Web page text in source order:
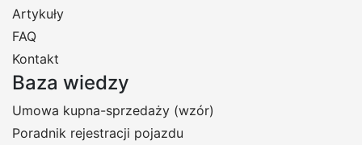
Artykuły
FAQ
Kontakt
Baza wiedzy
Umowa kupna-sprzedaży (wzór)
Poradnik rejestracji pojazdu